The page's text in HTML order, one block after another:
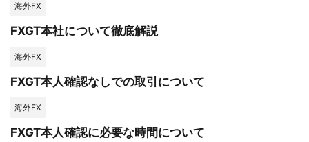
海外FX
FXGT本社について徹底解説
海外FX
FXGT本人確認なしでの取引について
海外FX
FXGT本人確認に必要な時間について